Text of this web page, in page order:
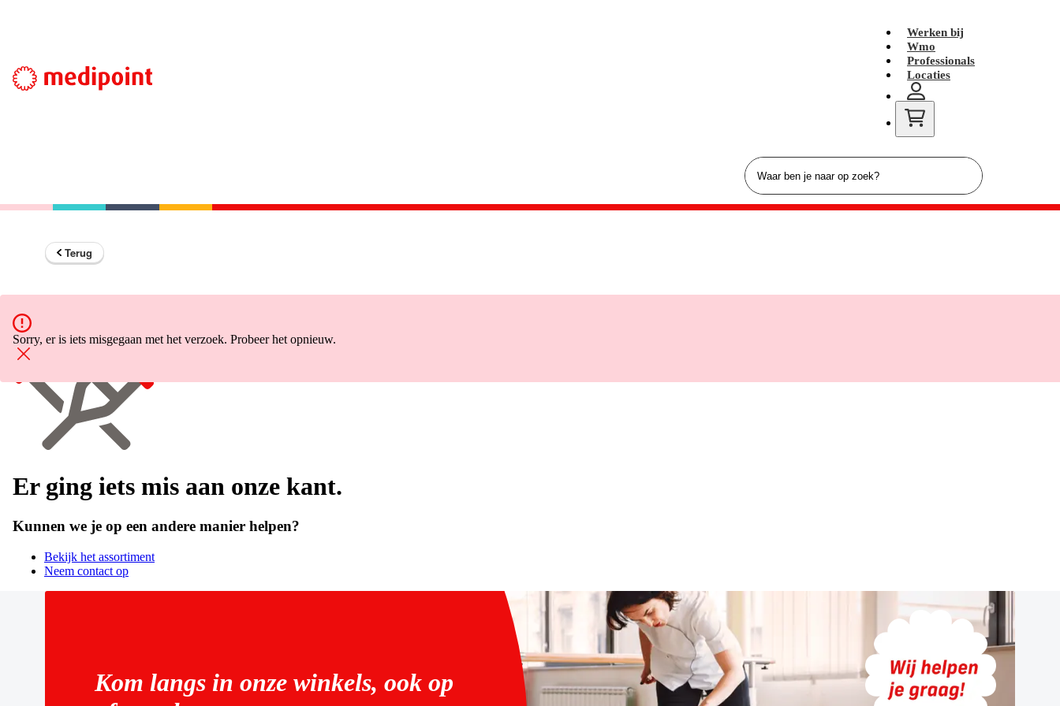
Werken bij
Wmo
Professionals
Locaties
Terug
Sorry, er is iets misgegaan met het verzoek. Probeer het opnieuw.
Er ging iets mis aan onze kant.
Kunnen we je op een andere manier helpen?
Bekijk het assortiment
Neem contact op
Kom langs in onze winkels, ook op